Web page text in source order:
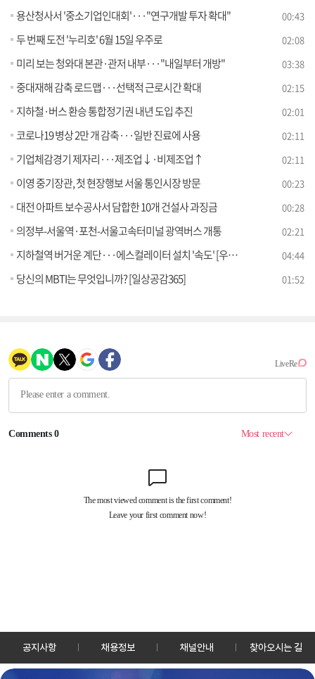
용산청사서 '중소기업인대회'···"연구개발 투자 확대" 00:43
두 번째 도전 '누리호' 6월 15일 우주로 02:08
미리 보는 청와대 본관·관저 내부···"내일부터 개방" 03:38
중대재해 감축 로드맵···선택적 근로시간 확대 02:15
지하철·버스 환승 통합정기권 내년 도입 추진 02:01
코로나19 병상 2만 개 감축···일반 진료에 사용 02:11
기업체감경기 제자리···제조업↓·비제조업↑ 02:11
이영 중기장관, 첫 현장행보 서울 통인시장 방문 00:23
대전 아파트 보수공사서 담합한 10개 건설사 과징금 00:28
의정부-서울역·포천-서울고속터미널 광역버스 개통 02:21
지하철역 버거운 계단···에스컬레이터 설치 '속도' [우리동네 개선문] 04:44
당신의 MBTI는 무엇입니까? [일상공감365] 01:52
공지사항 채용정보 채널안내 찾아오시는 길